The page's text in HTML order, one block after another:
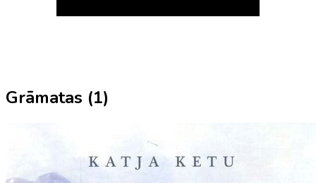
Grāmatas (1)